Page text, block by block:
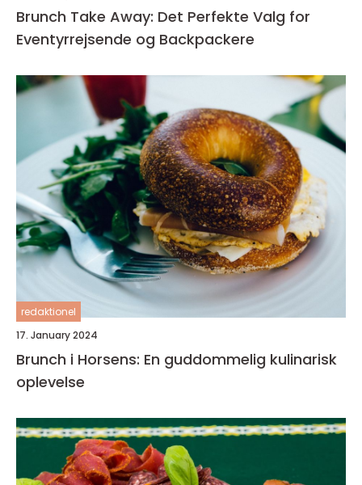
Brunch Take Away: Det Perfekte Valg for
Eventyrrejsende og Backpackere
redaktionel
17. January 2024
Brunch i Horsens: En guddommelig kulinarisk
oplevelse